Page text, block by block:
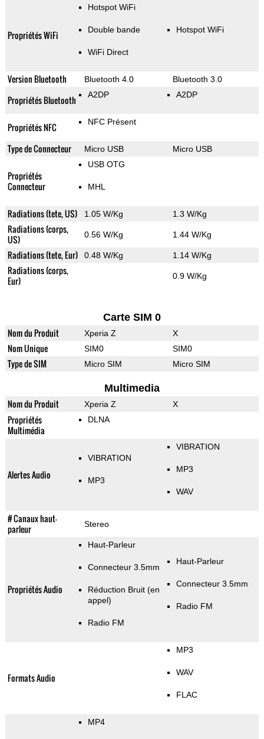
Propriétés WiFi
Hotspot WiFi
Double bande
WiFi Direct
Hotspot WiFi
Version Bluetooth Bluetooth 4.0 Bluetooth 3.0
Propriétés Bluetooth A2DP A2DP
Propriétés NFC NFC Présent
Type de Connecteur Micro USB Micro USB
Propriétés
Connecteur
USB OTG
MHL
Radiations (tete, US) 1.05 W/Kg 1.3 W/Kg
Radiations (corps,
US)
0.56 W/Kg 1.44 W/Kg
Radiations (tete, Eur) 0.48 W/Kg 1.14 W/Kg
Radiations (corps,
Eur)
0.9 W/Kg
Carte SIM 0
Nom du Produit Xperia Z X
Nom Unique SIM0 SIM0
Type de SIM Micro SIM Micro SIM
Multimedia
Nom du Produit Xperia Z X
Propriétés
Multimédia
DLNA
Alertes Audio
VIBRATION
MP3
VIBRATION
MP3
WAV
# Canaux haut-
parleur
Stereo
Propriétés Audio
Haut-Parleur
Connecteur 3.5mm
Réduction Bruit (en
appel)
Radio FM
Haut-Parleur
Connecteur 3.5mm
Radio FM
Formats Audio
MP3
WAV
FLAC
MP4